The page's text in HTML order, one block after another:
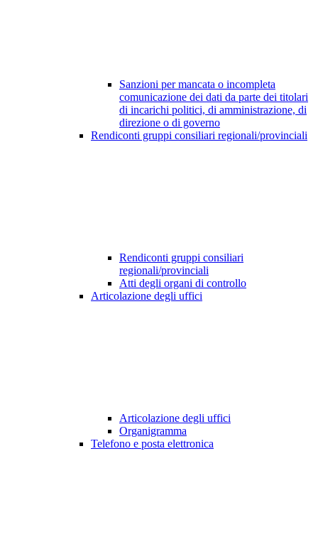
Sanzioni per mancata o incompleta
comunicazione dei dati da parte dei titolari
di incarichi politici, di amministrazione, di
direzione o di governo
Rendiconti gruppi consiliari regionali/provinciali
Rendiconti gruppi consiliari
regionali/provinciali
Atti degli organi di controllo
Articolazione degli uffici
Articolazione degli uffici
Organigramma
Telefono e posta elettronica